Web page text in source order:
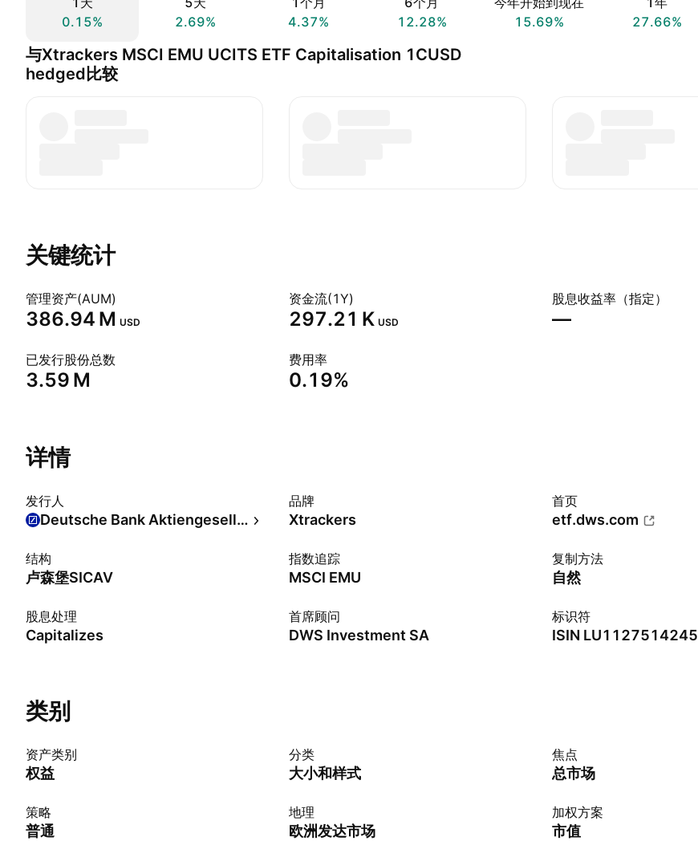
0.15%
2.69%
4.37%
12.28%
15.69%
27.66%
与Xtrackers MSCI EMU UCITS ETF Capitalisation 1CUSD
hedged比较
关键统计
管理资产(AUM)
‪386.94 M‬ USD
资金流(1Y)
‪297.21 K‬ USD
股息收益率（指定）
—
已发行股份总数
‪3.59 M‬
费用率
0.19%
详情
发行人
Deutsche Bank Aktiengesellschaft
品牌
Xtrackers
首页
etf.dws.com
结构
卢森堡SICAV
指数追踪
MSCI EMU
复制方法
自然
股息处理
Capitalizes
首席顾问
DWS Investment SA
标识符
ISIN LU1127514245
类别
资产类别
权益
分类
大小和样式
焦点
总市场
策略
普通
地理
欧洲发达市场
加权方案
市值